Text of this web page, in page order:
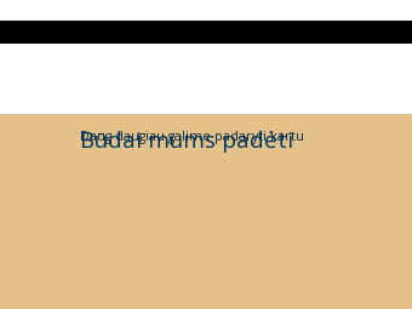
Būdai mums padėti
Daug daugiau galime padaryti kartu